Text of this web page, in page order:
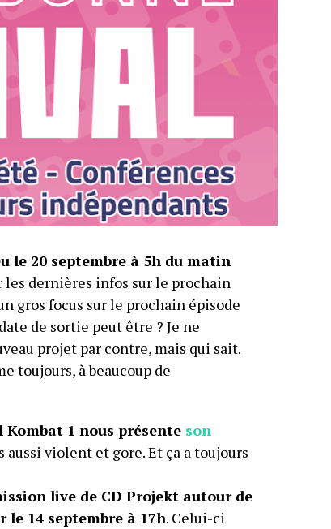
le 20 septembre à 5h du matin
les dernières infos sur le prochain
gros focus sur le prochain épisode
de sortie peut être ? Je ne
projet par contre, mais qui sait.
toujours, à beaucoup de
1 nous présente son
aussi violent et gore. Et ça a toujours
live de CD Projekt autour de
le 14 septembre à 17h. Celui-ci